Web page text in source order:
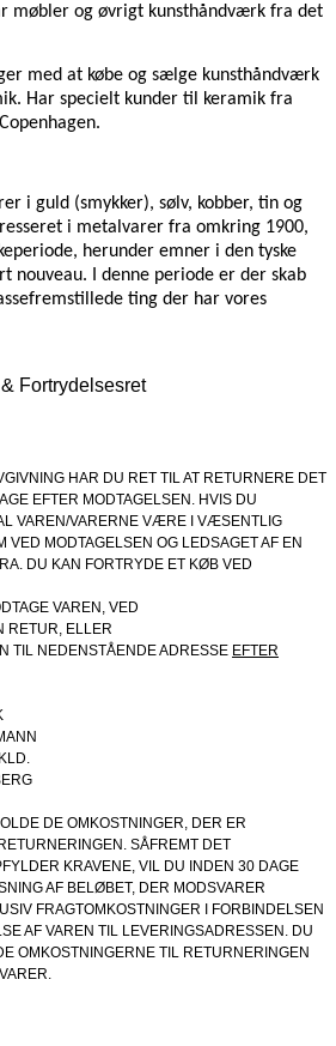
møbler og øvrigt kunsthåndværk fra det
med at købe og sælge kunsthåndværk
Har specielt kunder til keramik fra
i guld (smykker), sølv, kobber, tin og
i metalvarer fra omkring 1900,
herunder emner i den tyske
nouveau. I denne periode er der skab
ting der har vores
Fortrydelsesret
HAR DU RET TIL AT RETURNERE DET
EFTER MODTAGELSEN. HVIS DU
VAREN/VARERNE VÆRE I VÆSENTLIG
VED MODTAGELSEN OG LEDSAGET AF EN
DU KAN FORTRYDE ET KØB VED
VAREN, VED
RETUR, ELLER
TIL NEDENSTÅENDE ADRESSE EFTER
DE OMKOSTNINGER, DER ER
SÅFREMT DET
KRAVENE, VIL DU INDEN 30 DAGE
AF BELØBET, DER MODSVARER
FRAGTOMKOSTNINGER I FORBINDELSEN
AF VAREN TIL LEVERINGSADRESSEN. DU
OMKOSTNINGERNE TIL RETURNERINGEN